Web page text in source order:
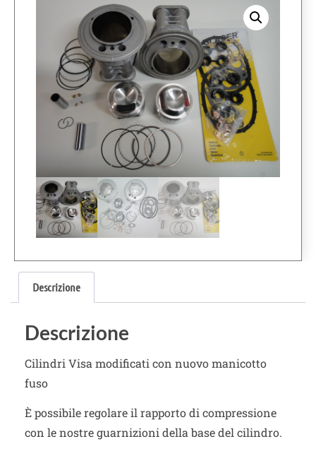
Descrizione
Descrizione
Cilindri Visa modificati con nuovo manicotto
fuso
È possibile regolare il rapporto di compressione
con le nostre guarnizioni della base del cilindro.